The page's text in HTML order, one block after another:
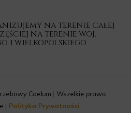
na terenie całej
na terenie woj.
i wielkopolskiego
Caelum | Wszelkie prawa
| Polityka Prywatności